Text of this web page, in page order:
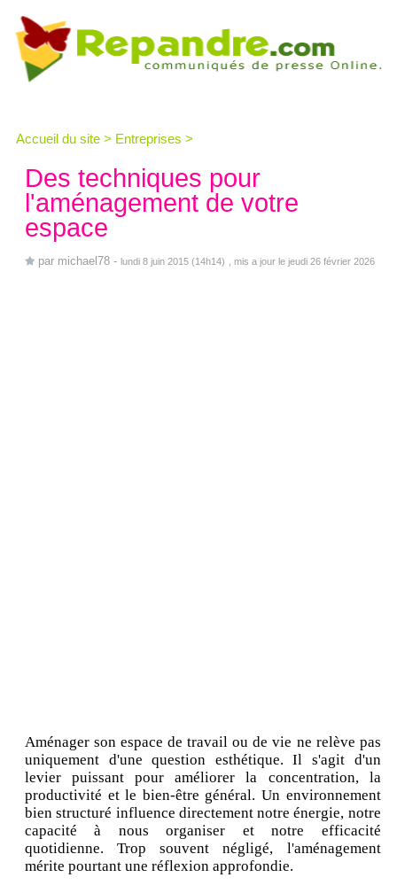
Accueil du site > Entreprises >
Des techniques pour
l'aménagement de votre
espace
par michael78 - lundi 8 juin 2015 (14h14) , mis a jour le jeudi 26 février 2026
Aménager son espace de travail ou de vie ne relève pas
uniquement d'une question esthétique. Il s'agit d'un
levier puissant pour améliorer la concentration, la
productivité et le bien-être général. Un environnement
bien structuré influence directement notre énergie, notre
capacité à nous organiser et notre efficacité
quotidienne. Trop souvent négligé, l'aménagement
mérite pourtant une réflexion approfondie.